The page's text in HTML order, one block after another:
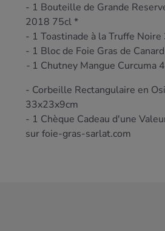
- 1 Bouteille de Grande
2018 75cl *
- 1 Toastinade à la Truffe
- 1 Bloc de Foie Gras de
- 1 Chutney Mangue Curcuma
- Corbeille Rectangulaire en
33x23x9cm
- 1 Chèque Cadeau d'une
sur foie-gras-sarlat.com